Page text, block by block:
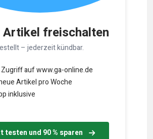
freischalten
– jederzeit kündbar.
auf www.ga-online.de
Artikel pro Woche
inklusive
testen und 90 % sparen